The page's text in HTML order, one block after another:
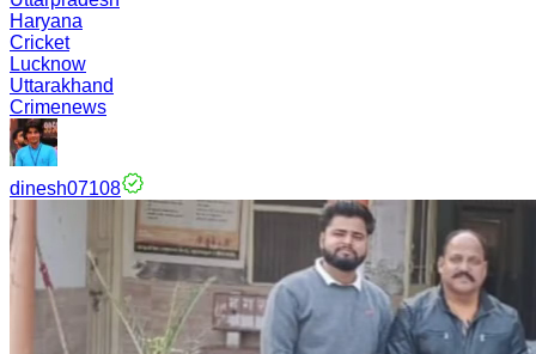
Haryana
Cricket
Lucknow
Uttarakhand
Crimenews
dinesh07108